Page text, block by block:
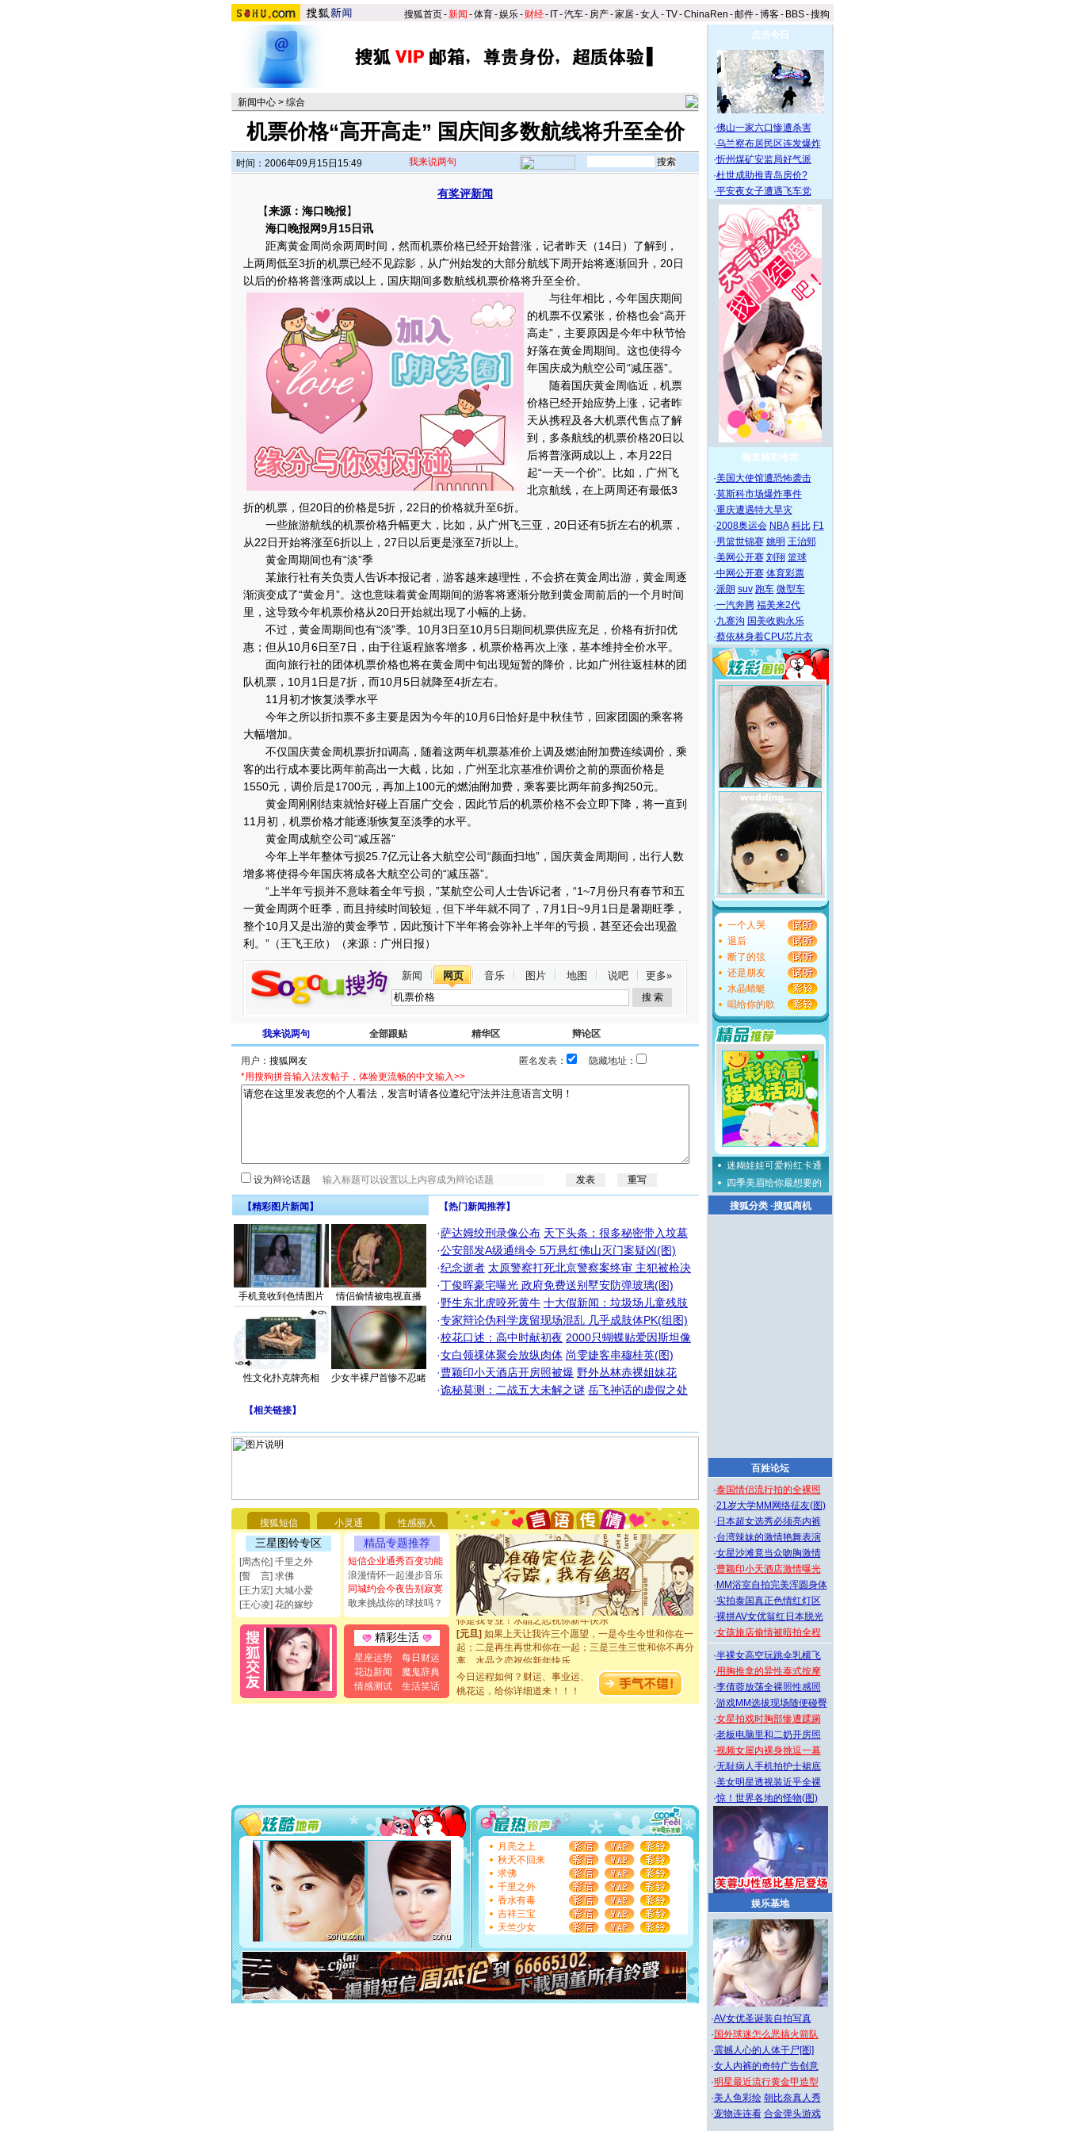
搜狐首页-新闻 -体育-娱乐- 财经- IT-汽车- 房产-家居-女人 -TV-ChinaRen -邮件-博客- BBS-搜狗
新闻中心 > 综合
机票价格“高开高走” 国庆间多数航线将升至全价
时间：2006年09月15日15:49 我来说两句
有奖评新闻
【来源：海口晚报】
海口晚报网9月15日讯
距离黄金周尚余两周时间，然而机票价格已经开始普涨，记者昨天（14日）了解到，
上两周低至3折的机票已经不见踪影，从广州始发的大部分航线下周开始将逐渐回升，20日
以后的价格将普涨两成以上，国庆期间多数航线机票价格将升至全价。
与往年相比，今年国庆期间
的机票不仅紧张，价格也会“高开
高走”，主要原因是今年中秋节恰
好落在黄金周期间。这也使得今
年国庆成为航空公司“减压器”。
随着国庆黄金周临近，机票
价格已经开始应势上涨，记者昨
天从携程及各大机票代售点了解
到，多条航线的机票价格20日以
后将普涨两成以上，本月22日
起“一天一个价”。比如，广州飞
北京航线，在上两周还有最低3
折的机票，但20日的价格是5折，22日的价格就升至6折。
一些旅游航线的机票价格升幅更大，比如，从广州飞三亚，20日还有5折左右的机票，
从22日开始将涨至6折以上，27日以后更是涨至7折以上。
黄金周期间也有“淡”季
某旅行社有关负责人告诉本报记者，游客越来越理性，不会挤在黄金周出游，黄金周逐
渐演变成了“黄金月”。这也意味着黄金周期间的游客将逐渐分散到黄金周前后的一个月时间
里，这导致今年机票价格从20日开始就出现了小幅的上扬。
不过，黄金周期间也有“淡”季。10月3日至10月5日期间机票供应充足，价格有折扣优
惠；但从10月6日至7日，由于往返程旅客增多，机票价格再次上涨，基本维持全价水平。
面向旅行社的团体机票价格也将在黄金周中旬出现短暂的降价，比如广州往返桂林的团
队机票，10月1日是7折，而10月5日就降至4折左右。
11月初才恢复淡季水平
今年之所以折扣票不多主要是因为今年的10月6日恰好是中秋佳节，回家团圆的乘客将
大幅增加。
不仅国庆黄金周机票折扣调高，随着这两年机票基准价上调及燃油附加费连续调价，乘
客的出行成本要比两年前高出一大截，比如，广州至北京基准价调价之前的票面价格是
1550元，调价后是1700元，再加上100元的燃油附加费，乘客要比两年前多掏250元。
黄金周刚刚结束就恰好碰上百届广交会，因此节后的机票价格不会立即下降，将一直到
11月初，机票价格才能逐渐恢复至淡季的水平。
黄金周成航空公司“减压器”
今年上半年整体亏损25.7亿元让各大航空公司“颜面扫地”，国庆黄金周期间，出行人数
增多将使得今年国庆将成各大航空公司的“减压器”。
“上半年亏损并不意味着全年亏损，”某航空公司人士告诉记者，“1~7月份只有春节和五
一黄金周两个旺季，而且持续时间较短，但下半年就不同了，7月1日~9月1日是暑期旺季，
整个10月又是出游的黄金季节，因此预计下半年将会弥补上半年的亏损，甚至还会出现盈
利。”（王飞王欣）（来源：广州日报）
新闻 网页 音乐 图片 地图 说吧 更多»
我来说两句 全部跟贴 精华区 辩论区
用户： 匿名发表：
隐藏地址：
*用搜狗拼音输入法发帖子，体验更流畅的中文输入>>
设为辩论话题
【精彩图片新闻】
手机竟收到色情图片 情侣偷情被电视直播
性文化扑克牌亮相 少女半裸尸首惨不忍睹
【热门新闻推荐】
·萨达姆绞刑录像公布 天下头条：很多秘密带入坟墓
·公安部发A级通缉令 5万悬红佛山灭门案疑凶(图)
·纪念逝者 太原警察打死北京警察案终审 主犯被枪决
·丁俊晖豪宅曝光 政府免费送别墅安防弹玻璃(图)
·野生东北虎咬死黄牛 十大假新闻：垃圾场儿童残肢
·专家辩论伪科学废留现场混乱 几乎成肢体PK(组图)
·校花口述：高中时献初夜 2000只蝴蝶贴爱因斯坦像
·女白领祼体聚会放纵肉体 尚雯婕客串穆桂英(图)
·曹颖印小天酒店开房照被爆 野外丛林赤裸姐妹花
·诡秘莫测：二战五大未解之谜 岳飞神话的虚假之处
【相关链接】
搜狐短信 小灵通 性感丽人
三星图铃专区
[周杰伦] 千里之外
[誓 言] 求佛
[王力宏] 大城小爱
[王心凌] 花的嫁纱
精品专题推荐
短信企业通秀百变功能
浪漫情怀一起漫步音乐
同城约会今夜告别寂寞
敢来挑战你的球技吗？
精彩生活
星座运势
每日财运
花边新闻
魔鬼辞典
情感测试
生活笑话
[圣诞节]
不只这样的日子才会想起你,而是这样的日子才
能正大光明地骚扰你,告诉你,圣诞要快乐!新年要快乐!天天
都要快乐噢!
[圣诞节]奉上一颗祝福的心,在这个特别的日子里,愿幸福,
如意,快乐,鲜花,一切美好的祝愿与你同在.圣诞快乐!
[元旦]看到你我会触电；看不到你我要充电；没有你我会
断电。爱你是我职业，想你是我事业，抱你是我特长，吻
你是我专业！水晶之恋祝你新年快乐
[元旦]如果上天让我许三个愿望，一是今生今世和你在一
起；二是再生再世和你在一起；三是三生三世和你不再分
离。水晶之恋祝你新年快乐
[元旦]当我狠下心扭头离去那一刻，你在我身后无助地哭
泣，这痛楚让我明白我多么爱你。我转身抱住你：这猪不
卖了。水晶之恋祝你新年快乐。
[春节]风柔雨润好月圆，半岛铁盒伴身边，每日尽显开心
要平安！千万要知足！千万不要忘记我！
[圣诞节]不只这样的日子才会想起你,而是这样的日子才
能正大光明地骚扰你,告诉你,圣诞要快乐!新年要快乐!天天
都要快乐噢!
[圣诞节]
奉上一颗祝福的心,在这个特别的日子里,愿幸福,
如意,快乐,鲜花,一切美好的祝愿与你同在.圣诞快乐!
[元旦]
看到你我会触电；看不到你我要充电；没有你我会
断电。爱你是我职业，想你是我事业，抱你是我特长，吻
你是我专业！水晶之恋祝你新年快乐
[元旦] 如果上天让我许三个愿望，一是今生今世和你在一
起；二是再生再世和你在一起；三是三生三世和你不再分
离。水晶之恋祝你新年快乐
[元旦]当我狠下心扭头离去那一刻，你在我身后无助地哭
泣，这痛楚让我明白我多么爱你。我转身抱住你：这猪不
卖了。水晶之恋祝你新年快乐。
今日运程如何？财运、事业运、
桃花运，给你详细道来！！！
月亮之上
秋天不回来
求佛
千里之外
香水有毒
吉祥三宝
天竺少女
点击今日
·佛山一家六口惨遭杀害
·乌兰察布居民区连发爆炸
·忻州煤矿安监局好气派
·杜世成助推青岛房价?
·平安夜女子遭遇飞车党
频道精彩推荐
·美国大使馆遭恐怖袭击
·莫斯科市场爆炸事件
·重庆遭遇特大旱灾
·2008奥运会 NBA 科比 F1
·男篮世锦赛 姚明 王治郅
·美网公开赛 刘翔 篮球
·中网公开赛 体育彩票
·派朗 suv 跑车 微型车
·一汽奔腾 福美来2代
·九寨沟 国美收购永乐
·蔡依林身着CPU芯片衣
一个人哭
退后
断了的弦
还是朋友
水晶蜻蜓
唱给你的歌
迷糊娃娃可爱粉红卡通
四季美眉给你最想要的
搜狐分类·搜狐商机
百姓论坛
·泰国情侣流行拍的全裸照
·21岁大学MM网络征友(图)
· 日本超女选秀必须亮内裤
·台湾辣妹的激情艳舞表演
·女星沙滩竟当众吻胸激情
·曹颖印小天酒店激情曝光
· MM浴室自拍完美浑圆身体
·实拍泰国真正色情红灯区
·裸拼AV女优翁红日本脱光
·女孩旅店偷情被暗拍全程
·半裸女高空玩跳伞乳横飞
·用胸推拿的异性泰式按摩
·李倩蓉放荡全裸照性感照
·游戏MM选拔现场随便碰臀
·女星拍戏时胸部惨遭蹂躏
·老板电脑里和二奶开房照
·视频女屋内裸身挑逗一幕
·无耻病人手机拍护士裙底
·美女明星透视装近乎全裸
·惊！世界各地的怪物(图)
娱乐基地
·AV女优圣诞装自拍写真
· 国外球迷怎么恶搞火箭队
·震撼人心的人体干尸[图]
·女人内裤的奇特广告创意
·明星最近流行黄金甲造型
·美人鱼彩绘 朝比奈真人秀
·宠物连连看 合金弹头游戏